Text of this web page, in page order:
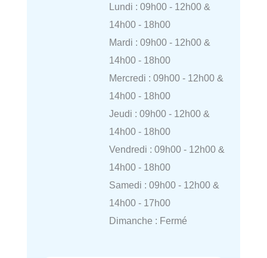
Lundi : 09h00 - 12h00 &
14h00 - 18h00
Mardi : 09h00 - 12h00 &
14h00 - 18h00
Mercredi : 09h00 - 12h00 &
14h00 - 18h00
Jeudi : 09h00 - 12h00 &
14h00 - 18h00
Vendredi : 09h00 - 12h00 &
14h00 - 18h00
Samedi : 09h00 - 12h00 &
14h00 - 17h00
Dimanche : Fermé